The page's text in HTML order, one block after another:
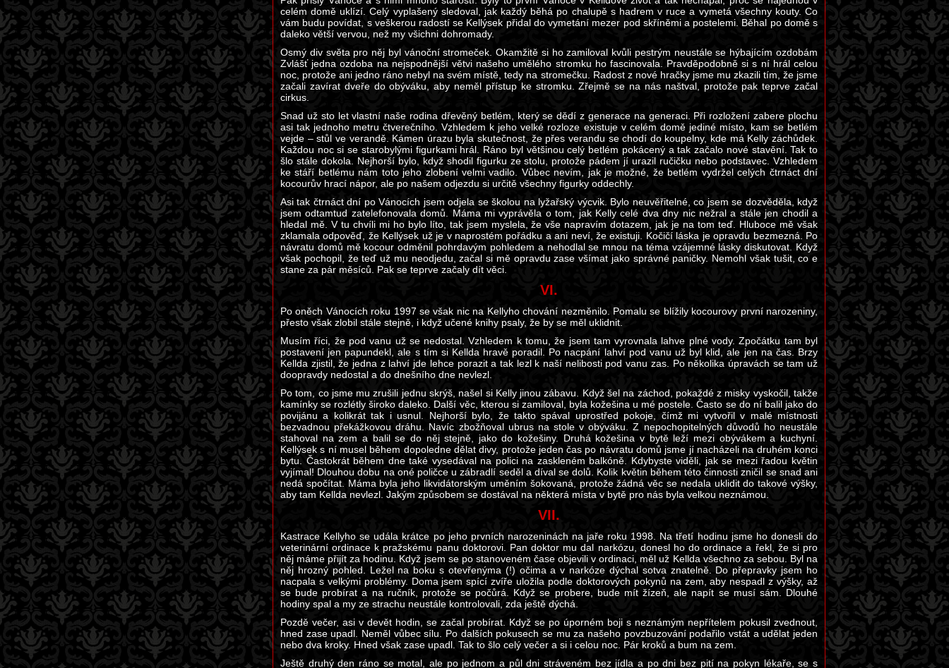
celém domě uklízí. Celý vyplašený sledoval, jak každý běhá po chalupě s hadrem v ruce a vymetá všechny kouty. Co
vám budu povídat, s veškerou radostí se Kellýsek přidal do vymetání mezer pod skříněmi a postelemi. Běhal po domě s
daleko větší vervou, než my všichni dohromady.
Osmý div světa pro něj byl vánoční stromeček. Okamžitě si ho zamiloval kvůli pestrým neustále se hýbajícím ozdobám
Zvlášť jedna ozdoba na nejspodnější větvi našeho umělého stromku ho fascinovala. Pravděpodobně si s ní hrál celou
noc, protože ani jedno ráno nebyl na svém místě, tedy na stromečku. Radost z nové hračky jsme mu zkazili tím, že jsme
začali zavírat dveře do obýváku, aby neměl přístup ke stromku. Zřejmě se na nás naštval, protože pak teprve začal
cirkus.
Snad už sto let vlastní naše rodina dřevěný betlém, který se dědí z generace na generaci. Při rozložení zabere plochu
asi tak jednoho metru čtverečního. Vzhledem k jeho velké rozloze existuje v celém domě jediné místo, kam se betlém
vejde – stůl ve verandě. Kámen úrazu byla skutečnost, že přes verandu se chodí do koupelny, kde má Kelly záchůdek.
Každou noc si se starobylými figurkami hrál. Ráno byl většinou celý betlém pokácený a tak začalo nové stavění. Tak to
šlo stále dokola. Nejhorší bylo, když shodil figurku ze stolu, protože pádem jí urazil ručičku nebo podstavec. Vzhledem
ke stáří betlému nám toto jeho zlobení velmi vadilo. Vůbec nevím, jak je možné, že betlém vydržel celých čtrnáct dní
kocourův hrací nápor, ale po našem odjezdu si určitě všechny figurky oddechly.
Asi tak čtrnáct dní po Vánocích jsem odjela se školou na lyžařský výcvik. Bylo neuvěřitelné, co jsem se dozvěděla, když
jsem odtamtud zatelefonovala domů. Máma mi vyprávěla o tom, jak Kelly celé dva dny nic nežral a stále jen chodil a
hledal mě. V tu chvíli mi ho bylo líto, tak jsem myslela, že vše napravím dotazem, jak je na tom teď. Hluboce mě však
zklamala odpověď, že Kellýsek už je v naprostém pořádku a ani neví, že existuji. Kočičí láska je opravdu bezmezná. Po
návratu domů mě kocour odměnil pohrdavým pohledem a nehodlal se mnou na téma vzájemné lásky diskutovat. Když
však pochopil, že teď už mu neodjedu, začal si mě opravdu zase všímat jako správné paničky. Nemohl však tušit, co e
stane za pár měsíců. Pak se teprve začaly dít věci.
VI.
Po oněch Vánocích roku 1997 se však nic na Kellyho chování nezměnilo. Pomalu se blížily kocourovy první narozeniny,
přesto však zlobil stále stejně, i když učené knihy psaly, že by se měl uklidnit.
Musím říci, že pod vanu už se nedostal. Vzhledem k tomu, že jsem tam vyrovnala lahve plné vody. Zpočátku tam byl
postavení jen papundekl, ale s tím si Kellda hravě poradil. Po nacpání lahví pod vanu už byl klid, ale jen na čas. Brzy
Kellda zjistil, že jedna z lahví jde lehce porazit a tak lezl k naší nelibosti pod vanu zas. Po několika úpravách se tam už
doopravdy nedostal a do dnešního dne nevlezl.
Po tom, co jsme mu zrušili jednu skrýš, našel si Kelly jinou zábavu. Když šel na záchod, pokaždé z misky vyskočil, takže
kamínky se rozlétly široko daleko. Další věc, kterou si zamiloval, byla kožešina u mé postele. Často se do ní balil jako do
povijánu a kolikrát tak i usnul. Nejhorší bylo, že takto spával uprostřed pokoje, čímž mi vytvořil v malé místnosti
bezvadnou překážkovou dráhu. Navíc zbožňoval ubrus na stole v obýváku. Z nepochopitelných důvodů ho neustále
stahoval na zem a balil se do něj stejně, jako do kožešiny. Druhá kožešina v bytě leží mezi obývákem a kuchyní.
Kellýsek s ní musel během dopoledne dělat divy, protože jeden čas po návratu domů jsme jí nacházeli na druhém konci
bytu. Častokrát během dne také vysedával na polici na zaskleném balkóně. Kdybyste viděli, jak se mezi řadou květin
vyjímal! Dlouhou dobu na oné poličce u zábradlí seděl a díval se dolů. Kolik květin během této činnosti zničil se snad ani
nedá spočítat. Máma byla jeho likvidátorským uměním šokovaná, protože žádná věc se nedala uklidit do takové výšky,
aby tam Kellda nevlezl. Jakým způsobem se dostával na některá místa v bytě pro nás byla velkou neznámou.
VII.
Kastrace Kellyho se udála krátce po jeho prvních narozeninách na jaře roku 1998. Na třetí hodinu jsme ho donesli do
veterinární ordinace k pražskému panu doktorovi. Pan doktor mu dal narkózu, donesl ho do ordinace a řekl, že si pro
něj máme přijít za hodinu. Když jsem se po stanoveném čase objevili v ordinaci, měl už Kellda všechno za sebou. Byl na
něj hrozný pohled. Ležel na boku s otevřenýma (!) očima a v narkóze dýchal sotva znatelně. Do přepravky jsem ho
nacpala s velkými problémy. Doma jsem spící zvíře uložila podle doktorových pokynů na zem, aby nespadl z výšky, až
se bude probírat a na ručník, protože se počůrá. Když se probere, bude mít žízeň, ale napít se musí sám. Dlouhé
hodiny spal a my ze strachu neustále kontrolovali, zda ještě dýchá.
Pozdě večer, asi v devět hodin, se začal probírat. Když se po úporném boji s neznámým nepřítelem pokusil zvednout,
hned zase upadl. Neměl vůbec sílu. Po dalších pokusech se mu za našeho povzbuzování podařilo vstát a udělat jeden
nebo dva kroky. Hned však zase upadl. Tak to šlo celý večer a si i celou noc. Pár kroků a bum na zem.
Ještě druhý den ráno se motal, ale po jednom a půl dni stráveném bez jídla a po dni bez pití na pokyn lékaře, se s